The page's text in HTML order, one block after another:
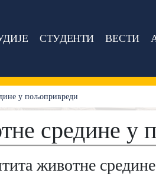
СТУДЕНТИ ВЕСТИ
у пољопривреди
средине у
животне